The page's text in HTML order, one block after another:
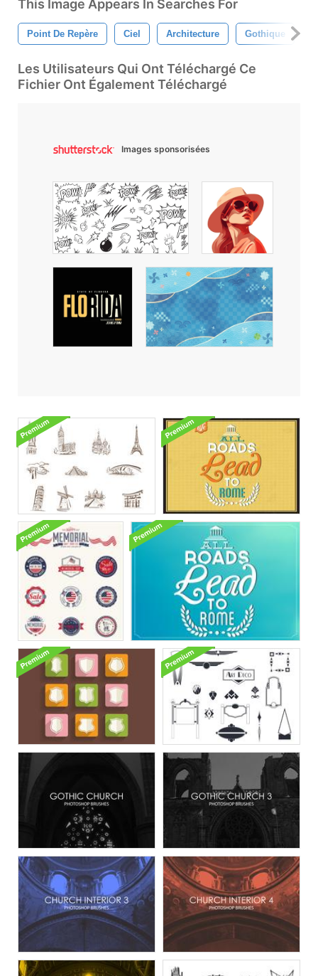
This Image Appears In Searches For
Point De Repère Ciel Architecture Gothique
Les Utilisateurs Qui Ont Téléchargé Ce
Fichier Ont Également Téléchargé
Images sponsorisées